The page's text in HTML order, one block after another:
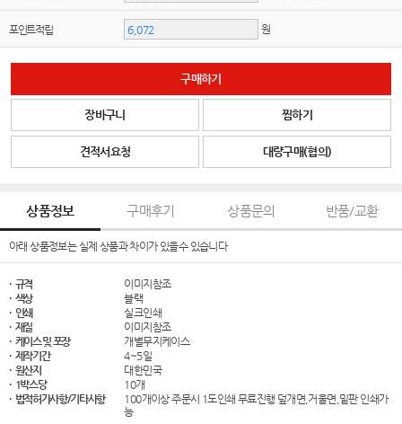
포인트적립 원
구매하기
장바구니 찜하기
견적서요청 대량구매(협의)
상품정보 구매후기 상품문의 반품/교환
아래 상품정보는 실제 상품과 차이가 있을수 있습니다
· 규격
이미지참조
· 색상
블랙
· 인쇄
실크인쇄
· 재질
이미지참조
· 케이스 및 포장
개별무지케이스
· 제작기간
4~5일
· 원산지
대한민국
· 1박스당
10개
· 법적허가사항/기타사항
100개이상 주문시 1도인쇄 무료진행 덮개면,거울면,밑판 인쇄가
능